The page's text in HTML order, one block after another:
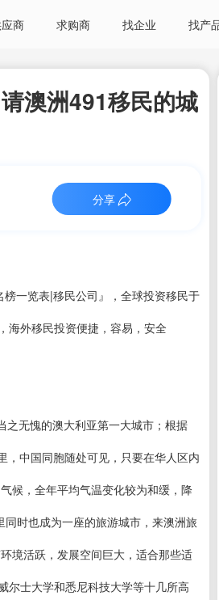
商 求购商 找企业 找产
澳洲491移民的城
分享
榜一览表|移民公司』，全球投资移民于
外移民投资便捷，容易，安全
无愧的澳大利亚第一大城市；根据
，中国同胞随处可见，只要在华人区内
，全年平均气温变化较为和缓，降
时也成为一座的旅游城市，来澳洲旅
活跃，发展空间巨大，适合那些适
尔士大学和悉尼科技大学等十几所高